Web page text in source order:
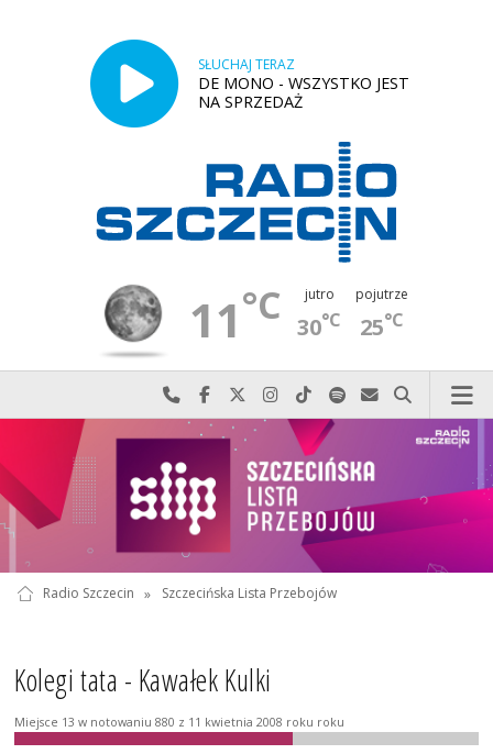
SŁUCHAJ TERAZ
DE MONO - WSZYSTKO JEST
NA SPRZEDAŻ
11°C jutro
30°C
pojutrze
25°C
Najlepiej po prostu do nas zadzwoń
Odwiedź nas na Facebook-u
Odwiedź nas na X
Odwiedź nas na Instagram-ie
Odwiedź nas na TikTok-u
Szukaj nas na Spotify
Wyślij do nas
Szukaj
Radio Szczecin » Szczecińska Lista Przebojów
Kolegi tata - Kawałek Kulki
Miejsce 13 w notowaniu 880 z 11 kwietnia 2008 roku roku